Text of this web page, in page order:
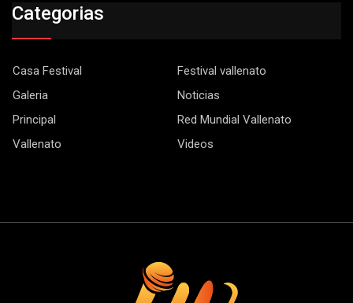
Categorias
Casa Festival
Festival vallenato
Galeria
Noticias
Principal
Red Mundial Vallenato
Vallenato
Videos